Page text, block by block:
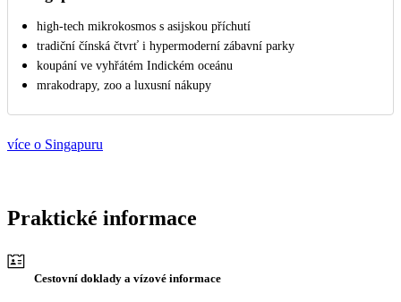
high-tech mikrokosmos s asijskou příchutí
tradiční čínská čtvrť i hypermoderní zábavní parky
koupání ve vyhřátém Indickém oceánu
mrakodrapy, zoo a luxusní nákupy
více o Singapuru
Praktické informace
Cestovní doklady a vízové informace